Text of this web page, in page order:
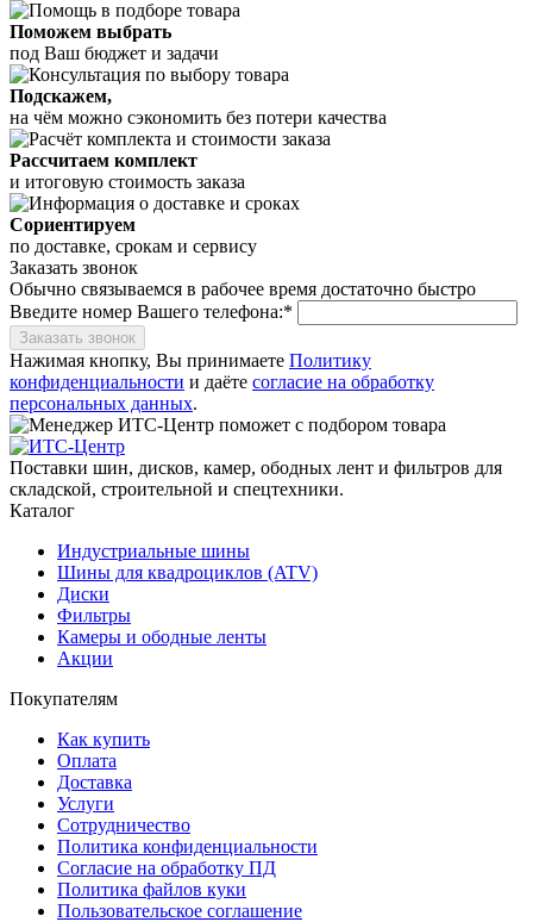
Поможем выбрать
под Ваш бюджет и задачи
Подскажем,
на чём можно сэкономить без потери качества
Рассчитаем комплект
и итоговую стоимость заказа
Сориентируем
по доставке, срокам и сервису
Заказать звонок
Обычно связываемся в рабочее время достаточно быстро
Введите номер Вашего телефона:*
Заказать звонок
Нажимая кнопку, Вы принимаете Политику
конфиденциальности и даёте согласие на обработку
персональных данных.
Поставки шин, дисков, камер, ободных лент и фильтров для
складской, строительной и спецтехники.
Каталог
Индустриальные шины
Шины для квадроциклов (ATV)
Диски
Фильтры
Камеры и ободные ленты
Акции
Покупателям
Как купить
Оплата
Доставка
Услуги
Сотрудничество
Политика конфиденциальности
Согласие на обработку ПД
Политика файлов куки
Пользовательское соглашение